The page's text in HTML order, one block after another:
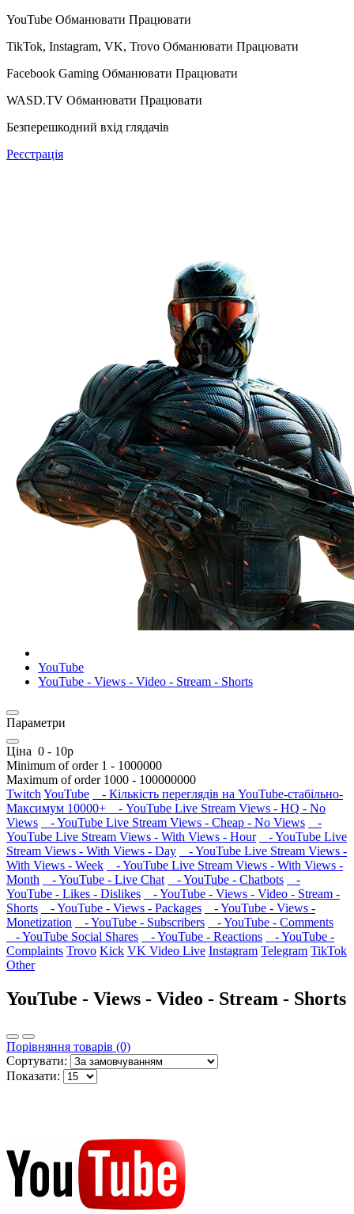
YouTube Обманювати Працювати
TikTok, Instagram, VK, Trovo Обманювати Працювати
Facebook Gaming Обманювати Працювати
WASD.TV Обманювати Працювати
Безперешкодний вхід глядачів
Реєстрація
YouTube
YouTube - Views - Video - Stream - Shorts
Параметри
Ціна 0 - 10р
Minimum of order 1 - 1000000
Maximum of order 1000 - 100000000
Twitch YouTube
- Кількість переглядів на YouTube-стабільно-
Максимум 10000+
- YouTube Live Stream Views - HQ - No
Views
- YouTube Live Stream Views - Cheap - No Views
-
YouTube Live Stream Views - With Views - Hour
- YouTube Live
Stream Views - With Views - Day
- YouTube Live Stream Views -
With Views - Week
- YouTube Live Stream Views - With Views -
Month
- YouTube - Live Chat - YouTube - Chatbots
-
YouTube - Likes - Dislikes
- YouTube - Views - Video - Stream -
Shorts
- YouTube - Views - Packages
- YouTube - Views -
Monetization
- YouTube - Subscribers
- YouTube - Comments
- YouTube Social Shares
- YouTube - Reactions
- YouTube -
Complaints Trovo Kick VK Video Live Instagram Telegram TikTok
Other
YouTube - Views - Video - Stream - Shorts
Порівняння товарів (0)
Сортувати:
Показати: